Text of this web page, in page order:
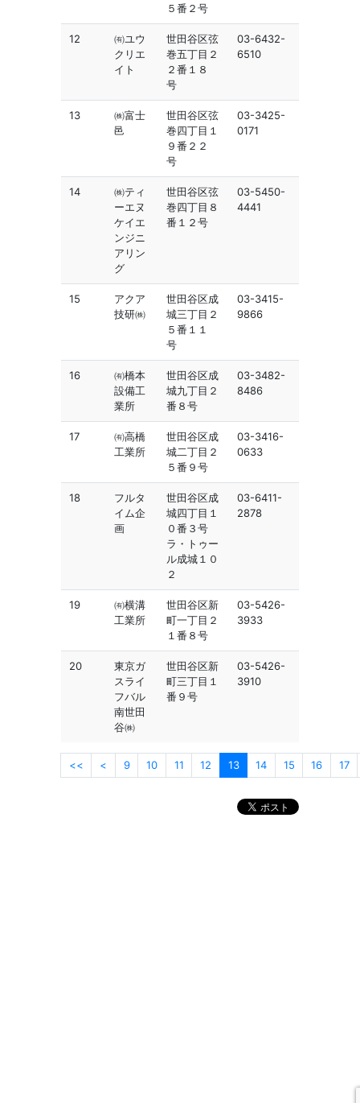
５番２号
12
㈲ユウ
クリエ
イト
世田谷区弦
巻五丁目２
２番１８
号
03-6432-
6510
13
㈱富士
邑
世田谷区弦
巻四丁目１
９番２２
号
03-3425-
0171
14
㈱ティ
ーエヌ
ケイエ
ンジニ
アリン
グ
世田谷区弦
巻四丁目８
番１２号
03-5450-
4441
15
アクア
技研㈱
世田谷区成
城三丁目２
５番１１
号
03-3415-
9866
16
㈲橋本
設備工
業所
世田谷区成
城九丁目２
番８号
03-3482-
8486
17
㈲高橋
工業所
世田谷区成
城二丁目２
５番９号
03-3416-
0633
18
フルタ
イム企
画
世田谷区成
城四丁目１
０番３号
ラ・トゥー
ル成城１０
２
03-6411-
2878
19
㈲横溝
工業所
世田谷区新
町一丁目２
１番８号
03-5426-
3933
20
東京ガ
スライ
フバル
南世田
谷㈱
世田谷区新
町三丁目１
番９号
03-5426-
3910
<< < 9 10 11 12 13 14 15 16 17